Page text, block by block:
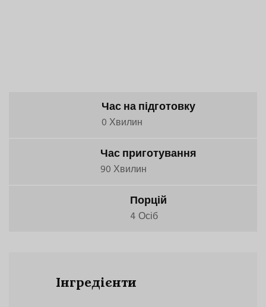
Час на підготовку
0 Хвилин
Час приготування
90 Хвилин
Порцій
4 Осіб
Інгредієнти